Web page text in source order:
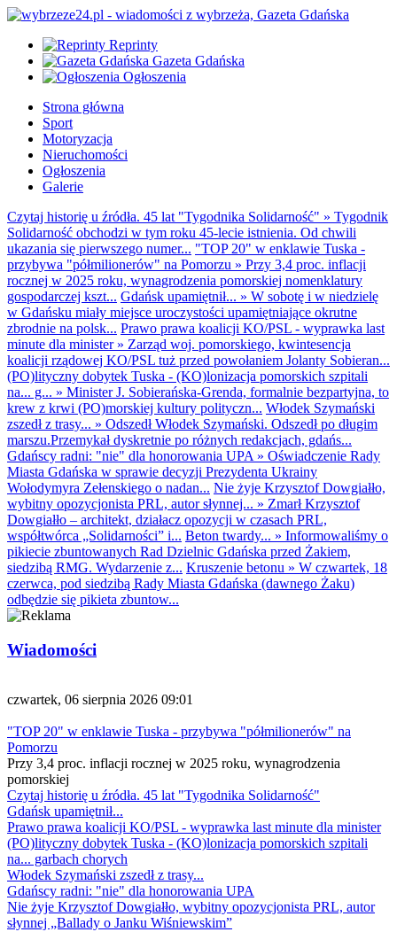
Reprinty
Gazeta Gdańska
Ogłoszenia
Strona główna
Sport
Motoryzacja
Nieruchomości
Ogłoszenia
Galerie
Czytaj historię u źródła. 45 lat "Tygodnika Solidarność" » Tygodnik
Solidarność obchodzi w tym roku 45-lecie istnienia. Od chwili
ukazania się pierwszego numer... "TOP 20" w enklawie Tuska -
przybywa "półmilionerów" na Pomorzu » Przy 3,4 proc. inflacji
rocznej w 2025 roku, wynagrodzenia pomorskiej nomenklatury
gospodarczej kszt... Gdańsk upamiętnił... » W sobotę i w niedzielę
w Gdańsku miały miejsce uroczystości upamiętniające okrutne
zbrodnie na polsk... Prawo prawa koalicji KO/PSL - wyprawka last
minute dla minister» Zarząd woj. pomorskiego, kwintesencja
koalicji rządowej KO/PSL tuż przed powołaniem Jolanty Sobieran...
(PO)lityczny dobytek Tuska - (KO)lonizacja pomorskich szpitali
na... g... » Minister J. Sobierańska-Grenda, formalnie bezpartyjna, to
krew z krwi (PO)morskiej kultury polityczn... Włodek Szymański
zszedł z trasy... » Odszedł Włodek Szymański. Odszedł po długim
marszu.Przemykał dyskretnie po różnych redakcjach, gdańs...
Gdańscy radni: "nie" dla honorowania UPA » Oświadczenie Rady
Miasta Gdańska w sprawie decyzji Prezydenta Ukrainy
Wołodymyra Zełenskiego o nadan... Nie żyje Krzysztof Dowgiałło,
wybitny opozycjonista PRL, autor słynnej... » Zmarł Krzysztof
Dowgiałło – architekt, działacz opozycji w czasach PRL,
współtwórca „Solidarności” i... Beton twardy... » Informowaliśmy o
pikiecie zbuntowanych Rad Dzielnic Gdańska przed Żakiem,
siedzibą RMG. Wydarzenie z... Kruszenie betonu » W czwartek, 18
czerwca, pod siedzibą Rady Miasta Gdańska (dawnego Żaku)
odbędzie się pikieta zbuntow...
Wiadomości
czwartek, 06 sierpnia 2026 09:01
"TOP 20" w enklawie Tuska - przybywa "półmilionerów" na
Pomorzu
Przy 3,4 proc. inflacji rocznej w 2025 roku, wynagrodzenia
pomorskiej
Czytaj historię u źródła. 45 lat "Tygodnika Solidarność"
Gdańsk upamiętnił...
Prawo prawa koalicji KO/PSL - wyprawka last minute dla minister
(PO)lityczny dobytek Tuska - (KO)lonizacja pomorskich szpitali
na... garbach chorych
Włodek Szymański zszedł z trasy...
Gdańscy radni: "nie" dla honorowania UPA
Nie żyje Krzysztof Dowgiałło, wybitny opozycjonista PRL, autor
słynnej „Ballady o Janku Wiśniewskim”